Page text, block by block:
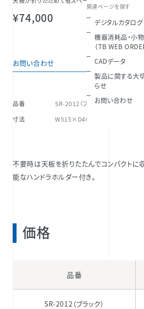
関連ページを探す
デジタルカタログ
機器消耗品・小
（TB WEB
CADデータ
製品に関する大
らせ
お問い合わせ
¥74,000
お問い合わせ
品番
SR-2012（ブラック）／SR-2011（ホ
寸法
W515×D400×H865(mm)
不要時は天板を折りたたんでコンパクトに
能なハンドラホルダー付き。
価格
品番
SR-2012（ブラック）